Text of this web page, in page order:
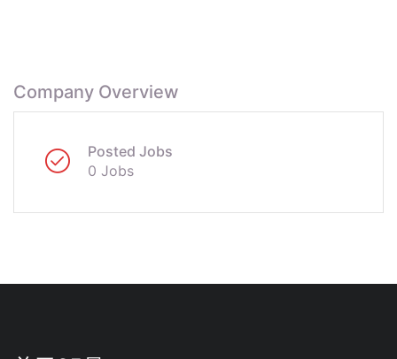
Company Overview
Posted Jobs
0 Jobs